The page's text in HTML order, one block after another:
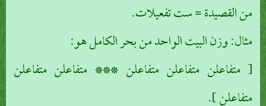
من القصيدة = ست تفعيلات.
مثال: وزن البيت الواحد من بحر الكامل هو:
[ متفاعلن متفاعلن متفاعلن *** متفاعلن متفاعلن
متفاعلن ].